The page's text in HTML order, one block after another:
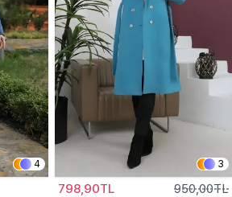
4 3
798,90TL 950,00TL